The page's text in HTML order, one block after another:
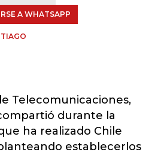
A WHATSAPP
Telecomunicaciones,
durante la
ha realizado Chile
establecerlos